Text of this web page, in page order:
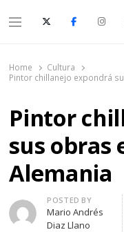
Menu
Home
Cultura
Pintor chillanejo expondrá
Pintor
sus obras
Alemania
Author
POSTED BY
Mario Andrés
Diaz Llano